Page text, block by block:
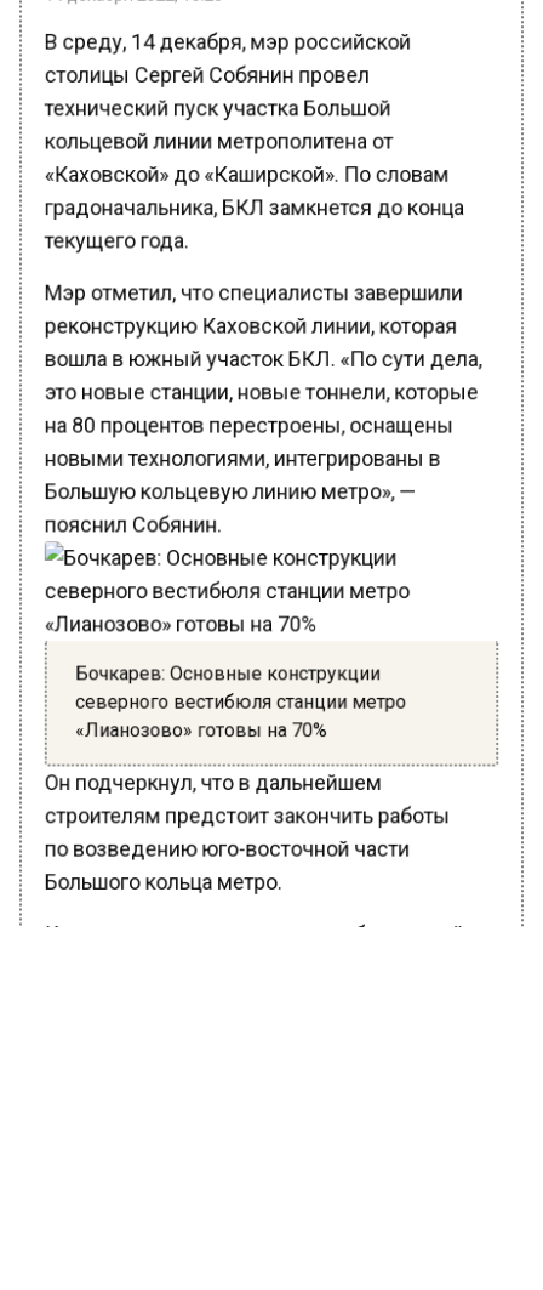
столицы Сергей Собянин провел
технический пуск участка Большой
кольцевой линии метрополитена от
«Каховской» до «Каширской». По словам
градоначальника, БКЛ замкнется до конца
текущего года.
Мэр отметил, что специалисты завершили
реконструкцию Каховской линии, которая
вошла в южный участок БКЛ. «По сути дела,
это новые станции, новые тоннели, которые
на 80 процентов перестроены, оснащены
новыми технологиями, интегрированы в
Большую кольцевую линию метро», —
пояснил Собянин.
Бочкарев: Основные конструкции
северного вестибюля станции метро
«Лианозово» готовы на 70%
Он подчеркнул, что в дальнейшем
строителям предстоит закончить работы
по возведению юго-восточной части
Большого кольца метро.